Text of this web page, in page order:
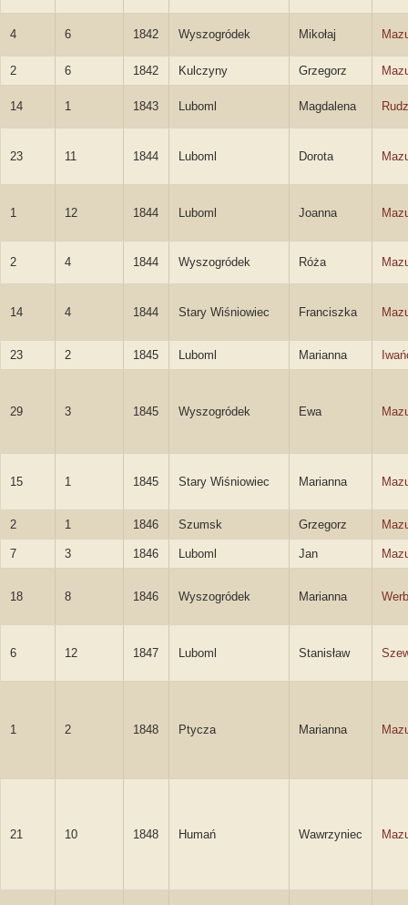
4 6 1842 Wyszogródek Mikołaj
2 6 1842 Kulczyny Grzegorz
14 1 1843 Luboml Magdalena
23 11 1844 Luboml Dorota
1 12 1844 Luboml Joanna
2 4 1844 Wyszogródek Róża
14 4 1844 Stary Wiśniowiec Franciszka
23 2 1845 Luboml Marianna
29 3 1845 Wyszogródek Ewa
15 1 1845 Stary Wiśniowiec Marianna
2 1 1846 Szumsk Grzegorz
7 3 1846 Luboml Jan
18 8 1846 Wyszogródek Marianna
6 12 1847 Luboml Stanisław
1 2 1848 Ptycza Marianna
21 10 1848 Humań Wawrzyniec